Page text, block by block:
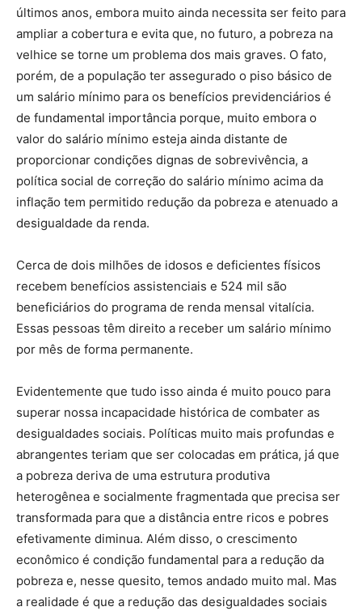
últimos anos, embora muito ainda necessita ser feito para
ampliar a cobertura e evita que, no futuro, a pobreza na
velhice se torne um problema dos mais graves. O fato,
porém, de a população ter assegurado o piso básico de
um salário mínimo para os benefícios previdenciários é
de fundamental importância porque, muito embora o
valor do salário mínimo esteja ainda distante de
proporcionar condições dignas de sobrevivência, a
política social de correção do salário mínimo acima da
inflação tem permitido redução da pobreza e atenuado a
desigualdade da renda.
Cerca de dois milhões de idosos e deficientes físicos
recebem benefícios assistenciais e 524 mil são
beneficiários do programa de renda mensal vitalícia.
Essas pessoas têm direito a receber um salário mínimo
por mês de forma permanente.
Evidentemente que tudo isso ainda é muito pouco para
superar nossa incapacidade histórica de combater as
desigualdades sociais. Políticas muito mais profundas e
abrangentes teriam que ser colocadas em prática, já que
a pobreza deriva de uma estrutura produtiva
heterogênea e socialmente fragmentada que precisa ser
transformada para que a distância entre ricos e pobres
efetivamente diminua. Além disso, o crescimento
econômico é condição fundamental para a redução da
pobreza e, nesse quesito, temos andado muito mal. Mas
a realidade é que a redução das desigualdades sociais